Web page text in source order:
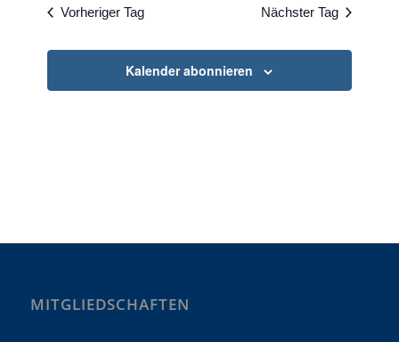
Vorheriger Tag Nächster Tag
Kalender abonnieren
MITGLIEDSCHAFTEN